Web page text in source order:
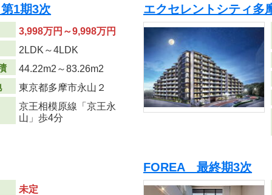
1期3次
3,998万円～9,998万円
2LDK～4LDK
44.22m2 ～83.26m2
東京都多摩市永山２
京王相模原線「京王永
山」歩4分
エクセレントシティ
未定
FOREA 最終期3次